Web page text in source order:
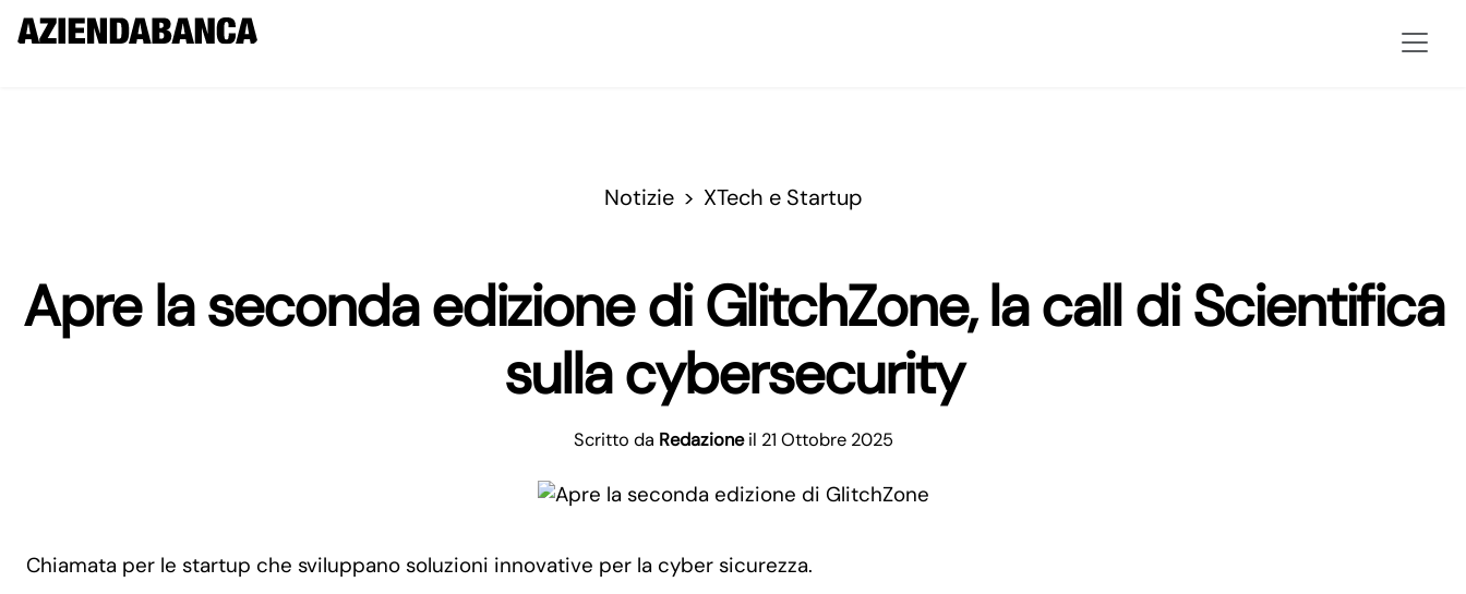
Notizie XTech e Startup
Apre la seconda edizione di GlitchZone, la call di Scientifica
sulla cybersecurity
Scritto da Redazione il 21 Ottobre 2025
Chiamata per le startup che sviluppano soluzioni innovative per la cyber sicurezza.